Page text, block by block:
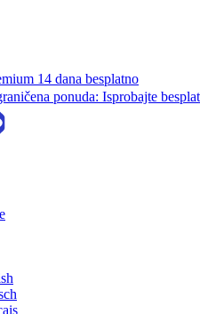
14 dana besplatno
ponuda: Isprobajte